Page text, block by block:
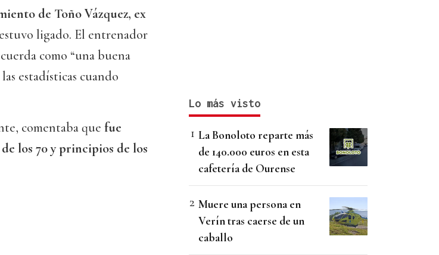
de Toño Vázquez, ex
ligado. El entrenador
como “una buena
estadísticas cuando
comentaba que fue
los 70 y principios de los
Lo más visto
La Bonoloto reparte más
de 140.000 euros en esta
cafetería de Ourense
Muere una persona en
Verín tras caerse de un
caballo